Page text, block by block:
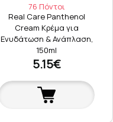
76 Πόντοι
Real Care Panthenol
Cream Κρέμα για
Ενυδάτωση & Ανάπλαση,
150ml
5.15€